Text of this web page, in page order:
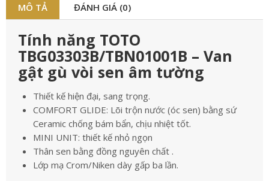
MÔ TẢ ĐÁNH GIÁ (0)
Tính năng TOTO
TBG03303B/TBN01001B – Van
gật gù vòi sen âm tường
Thiết kế hiện đại, sang trọng.
COMFORT GLIDE: Lõi trộn nước (óc sen) bằng sứ
Ceramic chống bám bẩn, chịu nhiệt tốt.
MINI UNIT: thiết kế nhỏ ngọn
Thân sen bằng đồng nguyên chất .
Lớp mạ Crom/Niken dày gấp ba lần.